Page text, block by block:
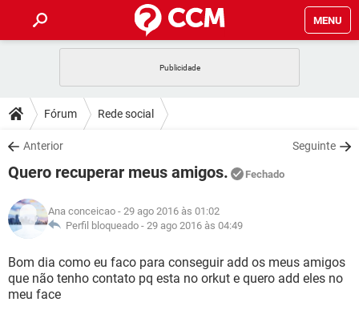
MENU
CELULAR
OUTLOOK
INSTAGRAM GMAIL
GUIA DE COMPRAS
DICAS
JOGOS
INSTAGRAM GMAIL
GUIA DE COMPRAS
DOWNLOADS
JOGOS WHATSAPP
CELULAR
OUTLOOK EXCEL
INSTAGRAM GMAIL
GUIA DE COMPRAS
FÓRUM
JOGOS WHATSAPP
CELULAR
OUTLOOK EXCEL
INSTAGRAM
GLOSSÁRIO
JOGOS WHATSAPP
CELULAR FACEBOOK
Fórum Rede social
Anterior Seguinte
Quero recuperar meus amigos. Fechado
Ana conceicao - 29 ago 2016 às 01:02
Perfil bloqueado - 29 ago 2016 às 04:49
Bom dia como eu faco para conseguir add os meus amigos
que não tenho contato pq esta no orkut e quero add eles no
meu face